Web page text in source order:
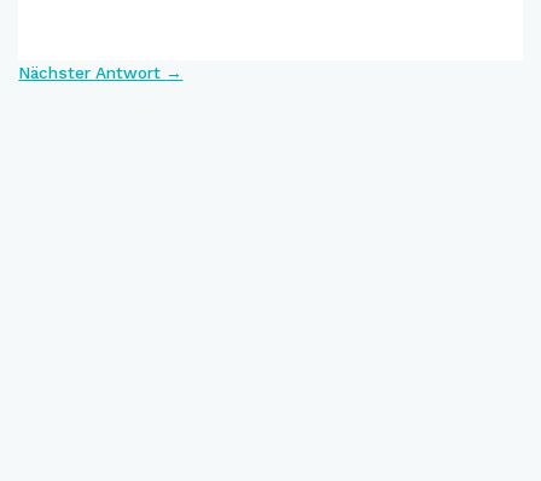
Nächster Antwort →